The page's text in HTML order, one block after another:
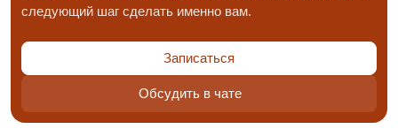
следующий шаг сделать именно вам.
Записаться
Обсудить в чате